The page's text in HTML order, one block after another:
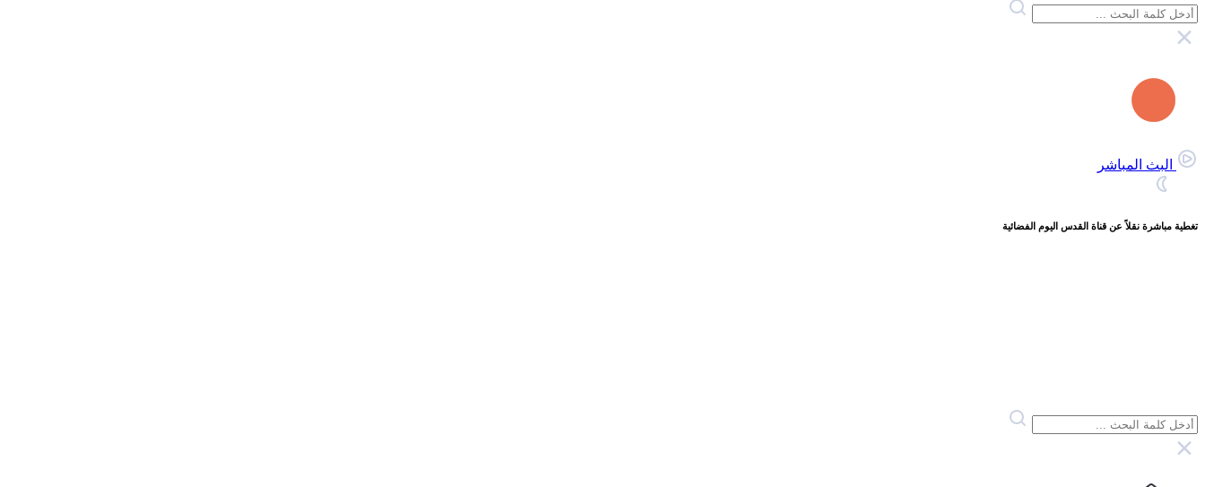
البث المباشر
تغطية مباشرة نقلاً عن قناة القدس اليوم الفضائية